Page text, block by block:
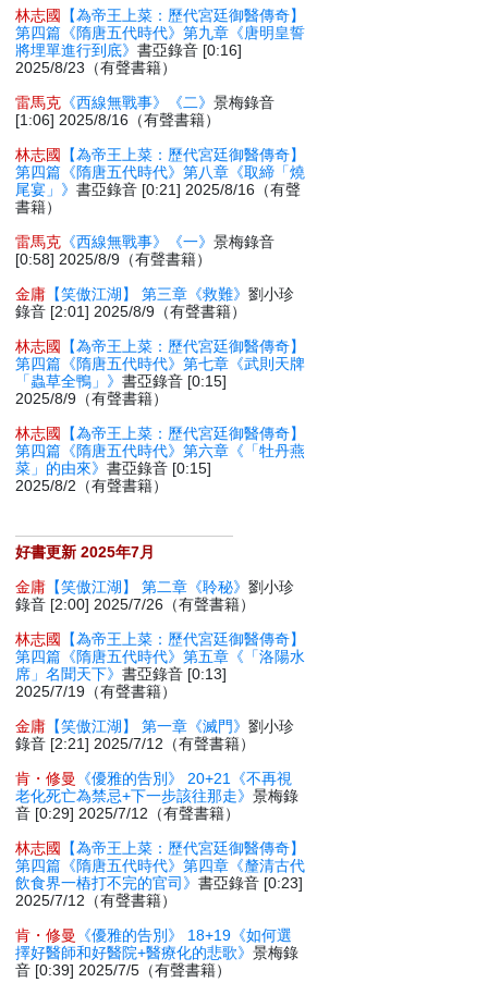
林志國
【為帝王上菜：歷代宮廷御醫傳奇】
第四篇《隋唐五代時代》第九章《唐明皇誓
將埋單進行到底》書亞錄音 [0:16]
2025/8/23（有聲書籍）
雷馬克 《西線無戰事》《二》景梅錄音
[1:06] 2025/8/16（有聲書籍）
林志國
【為帝王上菜：歷代宮廷御醫傳奇】
第四篇《隋唐五代時代》第八章《取締「燒
尾宴」》書亞錄音 [0:21] 2025/8/16（有聲
書籍）
雷馬克 《西線無戰事》《一》景梅錄音
[0:58] 2025/8/9（有聲書籍）
金庸 【笑傲江湖】 第三章《救難》劉小珍
錄音 [2:01] 2025/8/9（有聲書籍）
林志國
【為帝王上菜：歷代宮廷御醫傳奇】
第四篇《隋唐五代時代》第七章《武則天牌
「蟲草全鴨」》書亞錄音 [0:15]
2025/8/9（有聲書籍）
林志國
【為帝王上菜：歷代宮廷御醫傳奇】
第四篇《隋唐五代時代》第六章《「牡丹燕
菜」的由來》書亞錄音 [0:15]
2025/8/2（有聲書籍）
好書更新 2025年7月
金庸 【笑傲江湖】 第二章《聆秘》劉小珍
錄音 [2:00] 2025/7/26（有聲書籍）
林志國
【為帝王上菜：歷代宮廷御醫傳奇】
第四篇《隋唐五代時代》第五章《「洛陽水
席」名聞天下》書亞錄音 [0:13]
2025/7/19（有聲書籍）
金庸 【笑傲江湖】 第一章《滅門》劉小珍
錄音 [2:21] 2025/7/12（有聲書籍）
肯・修曼
《優雅的告別》 20+21《不再視
老化死亡為禁忌+下一步該往那走》景梅錄
音 [0:29] 2025/7/12（有聲書籍）
林志國
【為帝王上菜：歷代宮廷御醫傳奇】
第四篇《隋唐五代時代》第四章《釐清古代
飲食界一樁打不完的官司》書亞錄音 [0:23]
2025/7/12（有聲書籍）
肯・修曼
《優雅的告別》 18+19《如何選
擇好醫師和好醫院+醫療化的悲歌》景梅錄
音 [0:39] 2025/7/5（有聲書籍）